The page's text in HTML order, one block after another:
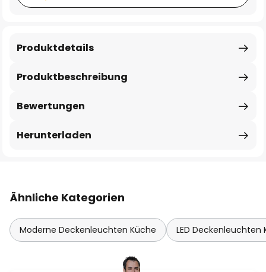
Produktbeschreibung
Produktdetails
Bewertungen
Herunterladen
Ähnliche Kategorien
Moderne Deckenleuchten Küche LED Deckenleuchten